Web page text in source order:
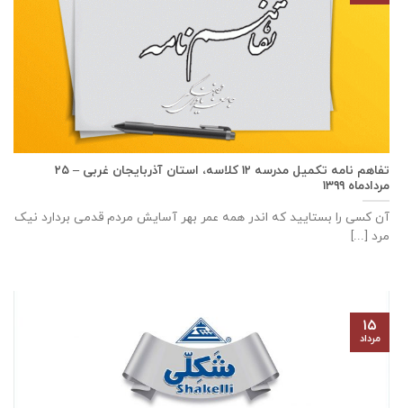
تفاهم نامه تكميل مدرسه ۱۲ كلاسه، استان آذربايجان غربی – ۲۵
مردادماه ۱۳۹۹
آن کسی را بستایید که اندر همه عمر بهر آسایش مردم قدمی بردارد نیک
مرد [...]
۱۵
مرداد